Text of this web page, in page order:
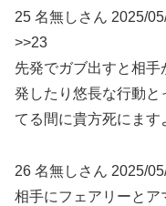
25 名無しさん 2025/
>>23
先発でガブ出すと相
発したり悠長な行動と
てる間に貴方死にます
26 名無しさん 2025/
相手にフェアリーと